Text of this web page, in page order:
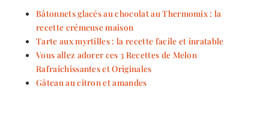
Bâtonnets glacés au chocolat au Thermomix : la
recette crémeuse maison
Tarte aux myrtilles : la recette facile et inratable
Vous allez adorer ces 3 Recettes de Melon
Rafraîchissantes et Originales
Gâteau au citron et amandes